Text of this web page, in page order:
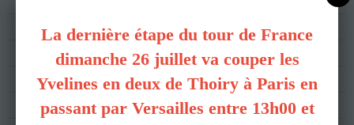
Terrain et groupe TONTE
Vente de modèles électriques en parfait état et équipés
Hélico école arrivé !
Retrousse manches rénovation piste 2024
La dernière étape du tour de France
dimanche 26 juillet va couper les
Yvelines en deux de Thoiry à Paris en
passant par Versailles entre 13h00 et